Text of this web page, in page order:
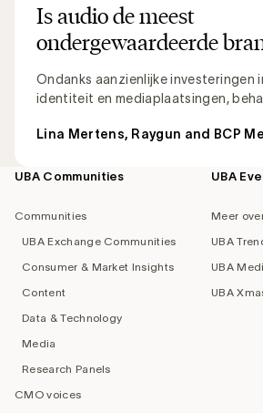
Is audio de meest
ondergewaardeerde
Ondanks aanzienlijke investeringen
identiteit en mediaplaatsingen,
Lina Mertens, Raygun and BCP
Footer
UBA Communities
Communities
UBA Exchange Communities
Consumer & Market Insights
Content
Data & Technology
Media
Research Panels
CMO voices
UBA
Meer
UBA
UBA
UBA